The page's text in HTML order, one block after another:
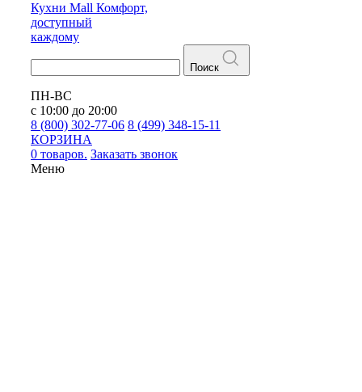
Кухни Mall Комфорт,
доступный
каждому
Поиск
ПН-ВС
с 10:00 до 20:00
8 (800) 302-77-06 8 (499) 348-15-11
КОРЗИНА
0 товаров. Заказать звонок
Меню